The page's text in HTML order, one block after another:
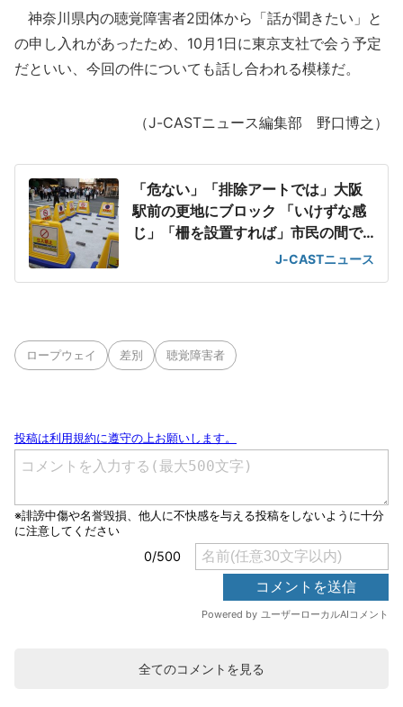
神奈川県内の聴覚障害者2団体から「話が聞きたい」と
の申し入れがあったため、10月1日に東京支社で会う予定
だといい、今回の件についても話し合われる模様だ。
（J-CASTニュース編集部 野口博之）
「危ない」「排除アートでは」大阪
駅前の更地にブロック 「いけずな感
じ」「柵を設置すれば」市民の間で
J-CASTニュース
ロープウェイ 差別 聴覚障害者
全てのコメントを見る